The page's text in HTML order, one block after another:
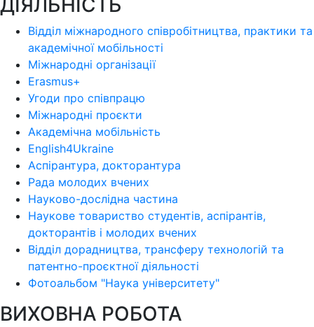
ДІЯЛЬНІСТЬ
Відділ міжнародного співробітництва, практики та
академічної мобільності
Міжнародні організації
Erasmus+
Угоди про співпрацю
Міжнародні проєкти
Академічна мобільність
English4Ukraine
Аспірантура, докторантура
Рада молодих вчених
Науково-дослідна частина
Наукове товариство студентів, аспірантів,
докторантів і молодих вчених
Відділ дорадництва, трансферу технологій та
патентно-проєктної діяльності
Фотоальбом "Наука університету"
ВИХОВНА РОБОТА